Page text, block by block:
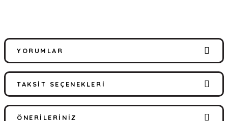
YORUMLAR
Bu ürüne ilk yorumu siz yapın!
TAKSIT SEÇENEKLERI
ÖNERILERINIZ